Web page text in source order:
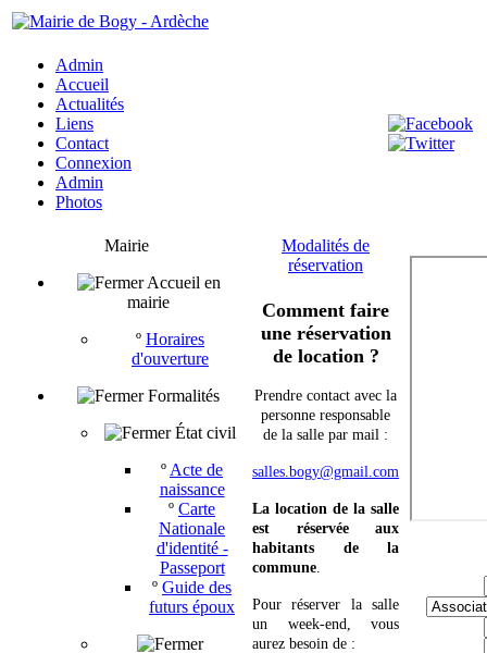
Admin
Accueil
Actualités
Liens
Contact
Connexion
Admin
Photos
Mairie
Accueil en
mairie
º Horaires
d'ouverture
Formalités
État civil
º Acte de
naissance
º Carte
Nationale
d'identité -
Passeport
º Guide des
futurs époux
Modalités de
réservation
Comment faire
une réservation
de location ?
Prendre contact avec la
personne responsable
de la salle par mail :
salles.bogy@gmail.com
La location de la salle
est réservée aux
habitants de la
commune.
Pour réserver la salle
un week-end, vous
aurez besoin de :